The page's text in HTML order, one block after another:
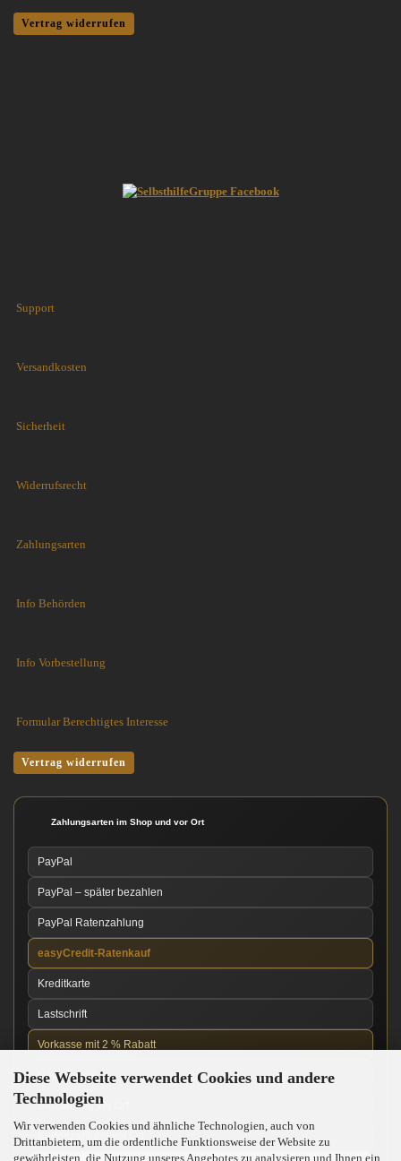
Diese Webseite verwendet Cookies und andere
Technologien
Wir verwenden Cookies und ähnliche Technologien, auch von
Drittanbietern, um die ordentliche Funktionsweise der Website zu
gewährleisten, die Nutzung unseres Angebotes zu analysieren und Ihnen ein
Vertrag widerrufen
Support
Versandkosten
Sicherheit
Widerrufsrecht
Zahlungsarten
Info Behörden
Info Vorbestellung
Formular Berechtigtes Interesse
Vertrag widerrufen
Zahlungsarten im Shop und vor Ort
PayPal
PayPal – später bezahlen
PayPal Ratenzahlung
easyCredit-Ratenkauf
Kreditkarte
Lastschrift
Vorkasse mit 2 % Rabatt
Nachnahme
Barzahlung vor Ort
Kartenzahlung vor Ort